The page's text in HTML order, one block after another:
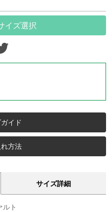
イズ選択
イド
方法
サイズ詳細
ト